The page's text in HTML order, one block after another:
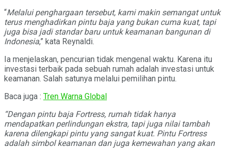
“Melalui penghargaan tersebut, kami makin semangat untuk
terus menghadirkan pintu baja yang bukan cuma kuat, tapi
juga bisa jadi standar baru untuk keamanan bangunan di
Indonesia,” kata Reynaldi.
Ia menjelaskan, pencurian tidak mengenal waktu. Karena itu
investasi terbaik pada sebuah rumah adalah investasi untuk
keamanan. Salah satunya melalui pemilihan pintu.
Baca juga : Tren Warna Global
“Dengan pintu baja Fortress, rumah tidak hanya
mendapatkan perlindungan ekstra, tapi juga nilai tambah
karena dilengkapi pintu yang sangat kuat. Pintu Fortress
adalah simbol keamanan dan juga kemewahan yang akan